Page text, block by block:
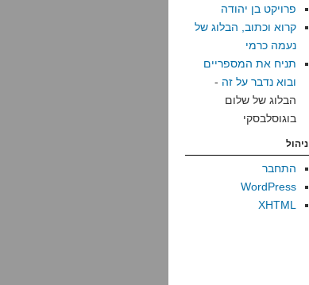
פרויקט בן יהודה
קרוא וכתוב, הבלוג של
נעמה כרמי
תניח את המספריים
ובוא נדבר על זה -
הבלוג של שלום
בוגוסלבסקי
ניהול
התחבר
WordPress
XHTML